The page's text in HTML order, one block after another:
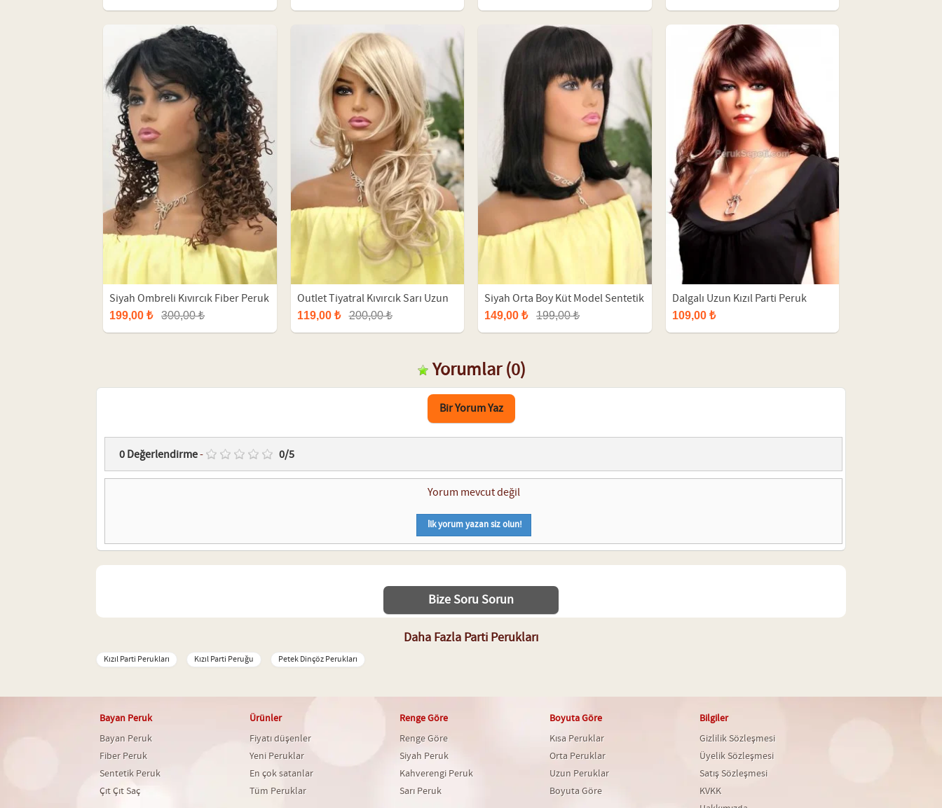
Siyah Ombreli Kıvırcık Fiber Peruk
199,00 ₺ 300,00 ₺
Outlet Tiyatral Kıvırcık Sarı Uzun
Peruk
119,00 ₺ 200,00 ₺
Siyah Orta Boy Küt Model Sentetik
Peruk
149,00 ₺ 199,00 ₺
Dalgalı Uzun Kızıl Parti Peruk
109,00 ₺
Yorumlar(0)
Bir Yorum Yaz
0Değerlendirme- 0/5
Yorum mevcut değil
İlk yorum yazan siz olun!
Bize Soru Sorun
Daha Fazla Parti Perukları
Kızıl Parti Perukları Kızıl Parti Peruğu Petek Dinçöz Perukları
Bayan Peruk
Bayan Peruk
Fiber Peruk
Sentetik Peruk
Çıt Çıt Saç
Ürünler
Fiyatı düşenler
Yeni Peruklar
En çok satanlar
Tüm Peruklar
Renge Göre
Renge Göre
Siyah Peruk
Kahverengi Peruk
Sarı Peruk
Boyuta Göre
Kısa Peruklar
Orta Peruklar
Uzun Peruklar
Boyuta Göre
Bilgiler
Gizlilik Sözleşmesi
Üyelik Sözleşmesi
Satış Sözleşmesi
KVKK